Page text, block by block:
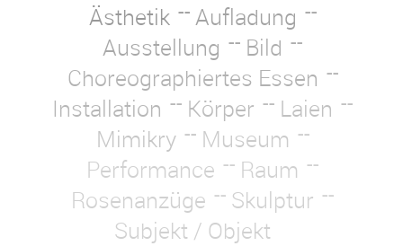
Ästhetik
Aufladung
Ausstellung
Bild
Choreographiertes Essen
Installation
Körper
Laien
Mimikry
Museum
Performance
Raum
Rosenanzüge
Skulptur
Subjekt / Objekt